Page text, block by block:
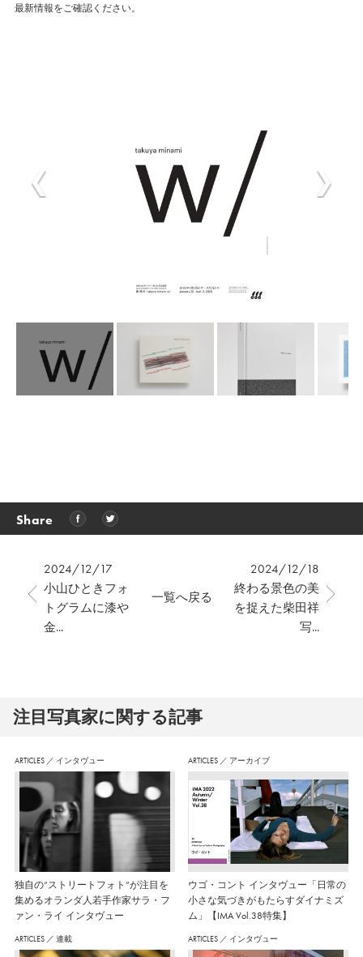
最新情報をご確認ください。
Share
2024/12/17
小山ひときフォ
トグラムに漆や
金...
2024/12/18
終わる景色の美
を捉えた柴田祥
写...
一覧へ戻る
注⽬写真家に関する記事
ARTICLES ／ インタヴュー
独自の“ストリートフォト”が注目を
集めるオランダ人若手作家サラ・フ
ァン・ライ インタヴュー
ARTICLES ／ アーカイブ
ウゴ・コント インタヴュー「日常の
小さな気づきがもたらすダイナミズ
ム」【IMA Vol.38特集】
ARTICLES ／ 連載 ARTICLES ／ インタヴュー